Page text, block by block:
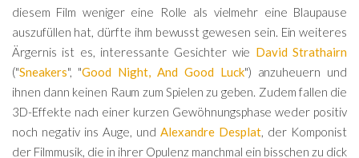
diesem Film weniger eine Rolle als vielmehr eine Blaupause
auszufüllen hat, dürfte ihm bewusst gewesen sein. Ein weiteres
Ärgernis ist es, interessante Gesichter wie David Strathairn
("Sneakers", "Good Night, And Good Luck") anzuheuern und
ihnen dann keinen Raum zum Spielen zu geben. Zudem fallen die
3D-Effekte nach einer kurzen Gewöhnungsphase weder positiv
noch negativ ins Auge, undAlexandre Desplat, der Komponist
der Filmmusik, die in ihrer Opulenz manchmal ein bisschen zu dick